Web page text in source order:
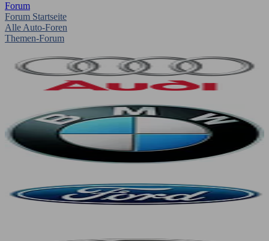
Forum
Forum Startseite
Alle Auto-Foren
Themen-Forum